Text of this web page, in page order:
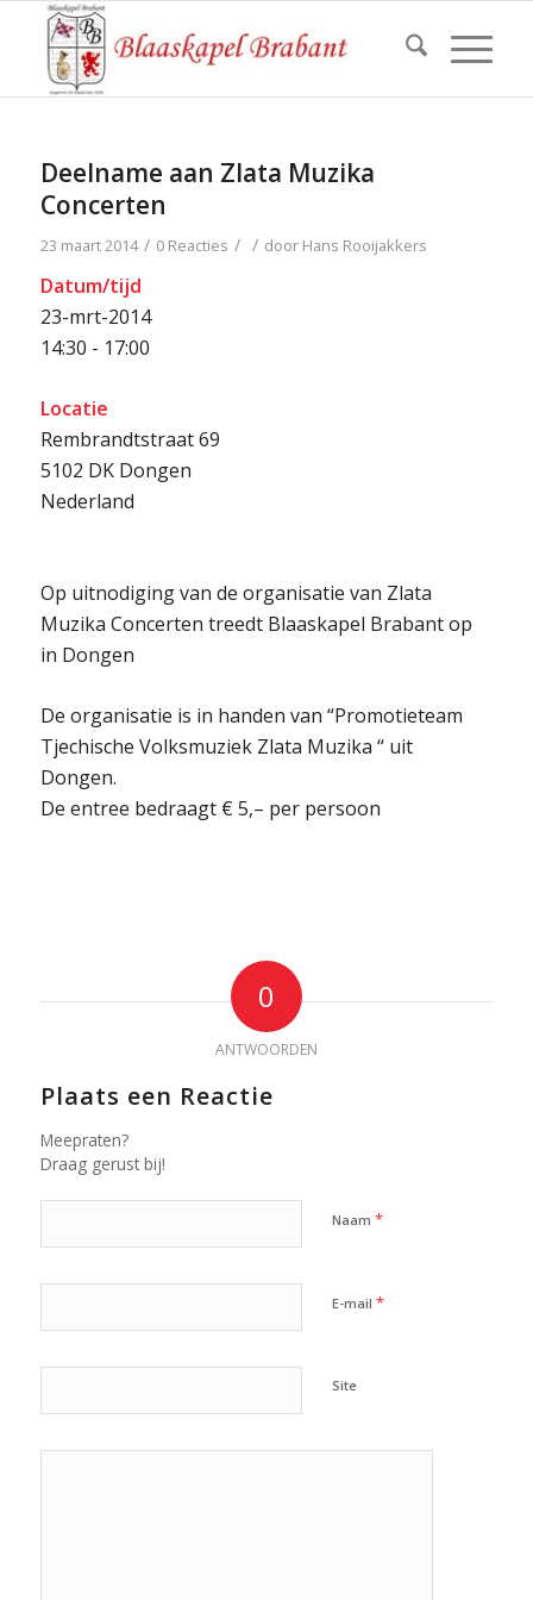
Deelname aan Zlata Muzika
Concerten
23 maart 2014 / 0 Reacties / / door Hans Rooijakkers
Datum/tijd
23-mrt-2014
14:30 - 17:00
Locatie
Rembrandtstraat 69
5102 DK Dongen
Nederland
Op uitnodiging van de organisatie van Zlata
Muzika Concerten treedt Blaaskapel Brabant op
in Dongen
De organisatie is in handen van “Promotieteam
Tjechische Volksmuziek Zlata Muzika “ uit
Dongen.
De entree bedraagt € 5,– per persoon
0
ANTWOORDEN
Plaats een Reactie
Meepraten?
Draag gerust bij!
Naam *
E-mail *
Site